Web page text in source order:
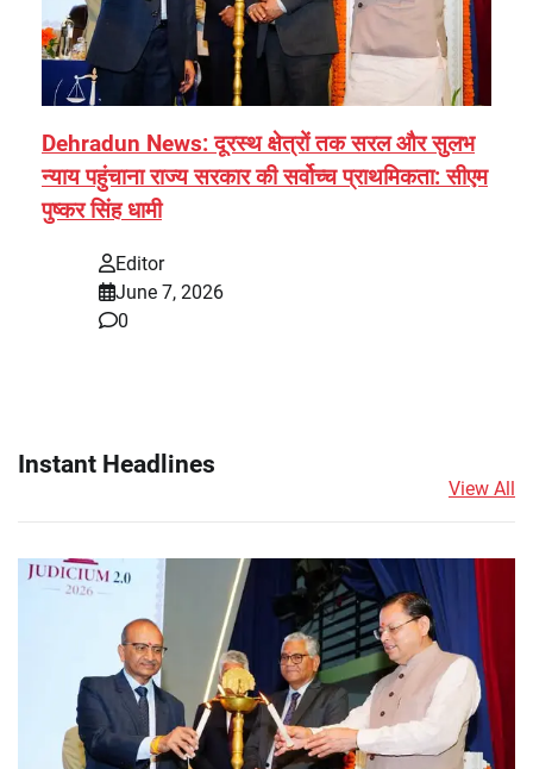
Dehradun News: दूरस्थ क्षेत्रों तक सरल और सुलभ
न्याय पहुंचाना राज्य सरकार की सर्वोच्च प्राथमिकता: सीएम
पुष्कर सिंह धामी
Editor
June 7, 2026
0
Instant Headlines
View All